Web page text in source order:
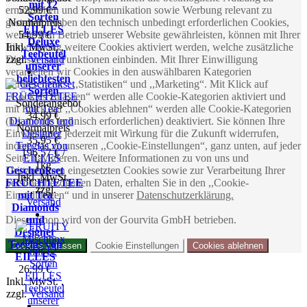
52,99 €
Normal­preis
54,99 €
Inkl. MwSt.,
zzgl.Versand
Geschenkset
FRÜCHTETEE
mit Tea
Diamonds
und
Designer
Teeglas von
EILLES
26,99 €
Inkl. MwSt.,
zzgl.Versand
mit 12
Sorten
EILLES
Deluxe
Teebeutel
unserer
beliebtesten
Sorten
Sonderangebot
34,99 €
Normal­preis
35,95 €
196,57 € /
1kg
Inkl. MwSt.
,zzgl.
Versand
ermöglichen und Kommunikation sowie Werbung relevant zu
gestalten. Neben den technisch unbedingt erforderlichen Cookies,
welche den Betrieb unserer Website gewährleisten, können mit Ihrer
Einwilligung weitere Cookies aktiviert werden, welche zusätzliche
Dienste und Funktionen einbinden. Mit Ihrer Einwilligung
verarbeiten wir Cookies in den auswählbaren Kategorien
,,Präferenzen“, ,,Statistiken“ und ,,Marketing“. Mit Klick auf
,,Cookies zulassen“ werden alle Cookie-Kategorien aktiviert und
mit Klick auf ,,Cookies ablehnen“ werden alle Cookie-Kategorien
(bis auf die technisch erforderlichen) deaktiviert. Sie können Ihre
Einwilligung jederzeit mit Wirkung für die Zukunft widerrufen,
indem Sie zu unseren ,,Cookie-Einstellungen“, ganz unten, auf jeder
Seite, navigieren. Weitere Informationen zu von uns und
Drittanbietern eingesetzten Cookies sowie zur Verarbeitung Ihrer
personenbezogenen Daten, erhalten Sie in den ,,Cookie-
Einstellungen“ und in unsererDatenschutzerklärung.
Dieser Shop wird von der Gourvita GmbH betrieben.
Cookies zulassen Cookie Einstellungen Cookies ablehnen